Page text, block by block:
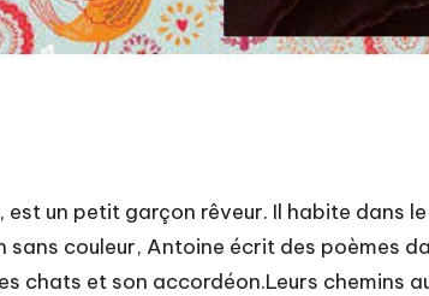
un petit garçon rêveur. Il habite dans
sans couleur, Antoine écrit des poèmes
chats et son accordéon.Leurs chemins